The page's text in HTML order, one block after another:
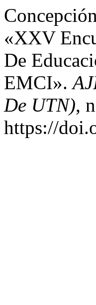
«XXV
De
EMCI».
De UTN),
https://